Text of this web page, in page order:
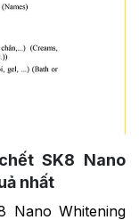
SK8 Nano
nhất
Nano Whitening